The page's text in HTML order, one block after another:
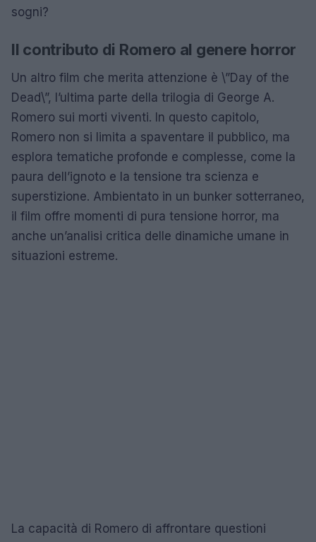
sogni?
Il contributo di Romero al genere horror
Un altro film che merita attenzione è \”Day of the
Dead\”, l’ultima parte della trilogia di George A.
Romero sui morti viventi. In questo capitolo,
Romero non si limita a spaventare il pubblico, ma
esplora tematiche profonde e complesse, come la
paura dell’ignoto e la tensione tra scienza e
superstizione. Ambientato in un bunker sotterraneo,
il film offre momenti di pura tensione horror, ma
anche un’analisi critica delle dinamiche umane in
situazioni estreme.
La capacità di Romero di affrontare questioni